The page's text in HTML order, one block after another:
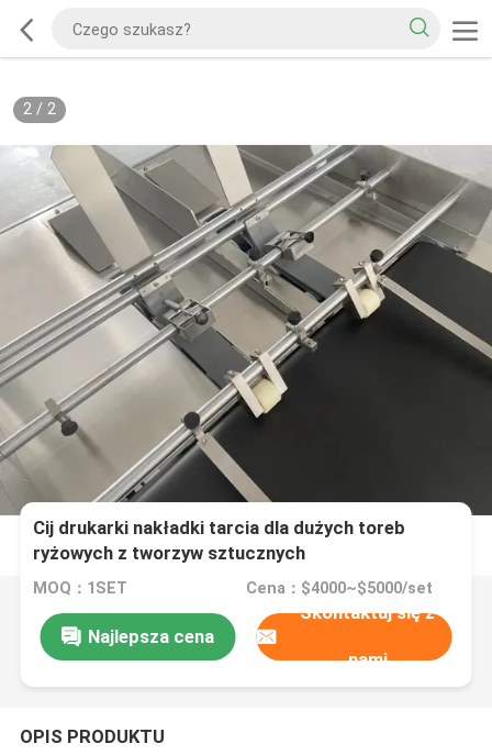
2/ 2
Cij drukarki nakładki tarcia dla dużych toreb
ryżowych z tworzyw sztucznych
MOQ：1SET Cena：$4000~$5000/set
Najlepsza cena
Skontaktuj się z
nami
OPIS PRODUKTU